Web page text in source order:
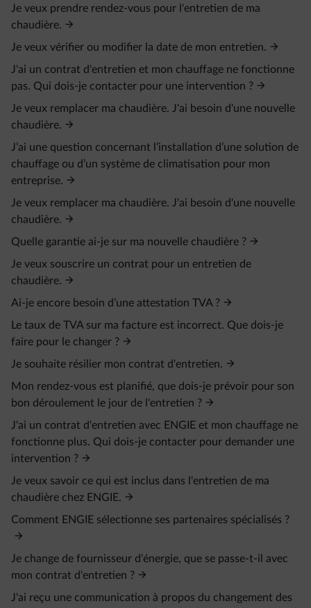
Je veux prendre rendez-vous pour l'entretien de ma
chaudière.
Je veux vérifier ou modifier la date de mon entretien.
J'ai un contrat d'entretien et mon chauffage ne fonctionne
pas. Qui dois-je contacter pour une intervention ?
Je veux remplacer ma chaudière. J'ai besoin d'une nouvelle
chaudière.
J’ai une question concernant l’installation d’une solution de
chauffage ou d’un système de climatisation pour mon
entreprise.
Je veux remplacer ma chaudière. J'ai besoin d'une nouvelle
chaudière.
Quelle garantie ai-je sur ma nouvelle chaudière ?
Je veux souscrire un contrat pour un entretien de
chaudière.
Ai-je encore besoin d’une attestation TVA ?
Le taux de TVA sur ma facture est incorrect. Que dois-je
faire pour le changer ?
Je souhaite résilier mon contrat d'entretien.
Mon rendez-vous est planifié, que dois-je prévoir pour son
bon déroulement le jour de l'entretien ?
J'ai un contrat d'entretien avec ENGIE et mon chauffage ne
fonctionne plus. Qui dois-je contacter pour demander une
intervention ?
Je veux savoir ce qui est inclus dans l'entretien de ma
chaudière chez ENGIE.
Comment ENGIE sélectionne ses partenaires spécialisés ?
Je change de fournisseur d'énergie, que se passe-t-il avec
mon contrat d'entretien ?
J'ai reçu une communication à propos du changement des